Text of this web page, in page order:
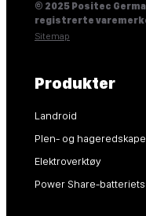
© 2025 Positec
registrerte
Sitemap
Produkter
Landroid
Plen- og
Elektroverktøy
Power Share-